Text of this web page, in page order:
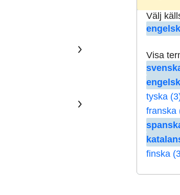
Välj
Visa
tyska
franska
finska